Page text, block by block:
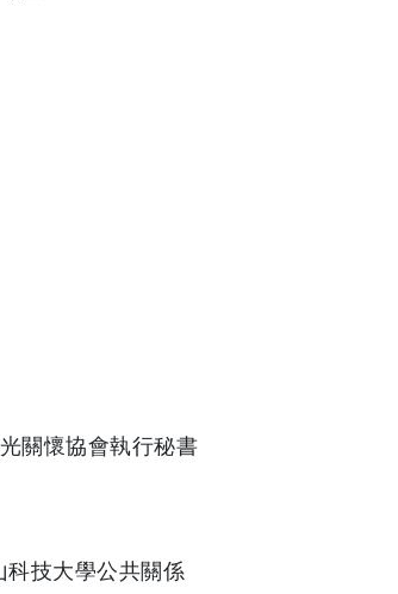
關懷協會執行秘書
技大學公共關係